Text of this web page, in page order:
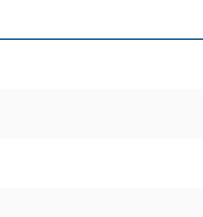
compétition et prix à